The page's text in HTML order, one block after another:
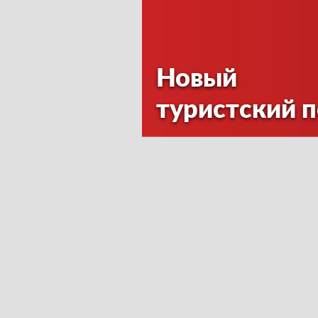
Новый
туристский